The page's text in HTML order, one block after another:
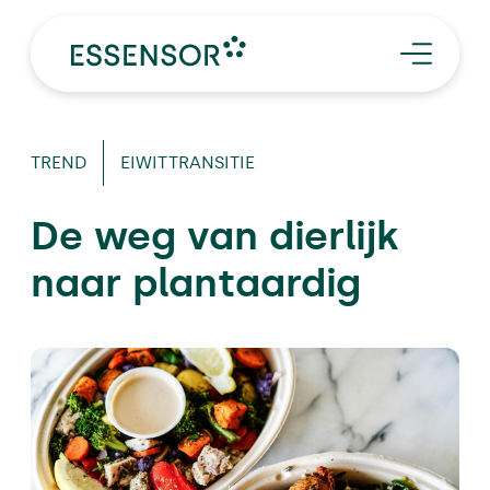
SERVICES
CASES
OVER ESSENSOR
Word proeverAfspraak maken
TREND EIWITTRANSITIE
De weg van dierlijk
naar plantaardig